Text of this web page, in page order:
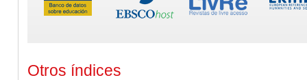
Otros índices